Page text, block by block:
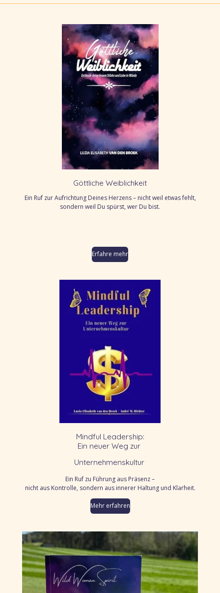
Göttliche Weiblichkeit
Ein Ruf zur Aufrichtung Deines Herzens – nicht weil etwas fehlt,
sondern weil Du spürst, wer Du bist.
Erfahre mehr
Mindful Leadership:
Ein neuer Weg zur
Unternehmenskultur
Ein Ruf zu Führung aus Präsenz –
nicht aus Kontrolle, sondern aus innerer Haltung und Klarheit.
Mehr erfahren